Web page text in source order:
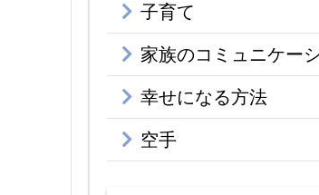
子育て
家族のコミュニケー
幸せになる方法
空手